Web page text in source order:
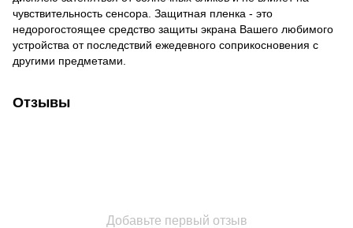
чувствительность сенсора. Защитная пленка - это
недорогостоящее средство защиты экрана Вашего любимого
устройства от последствий ежедевного соприкосновения с
другими предметами.
Отзывы
Добавьте первый отзыв